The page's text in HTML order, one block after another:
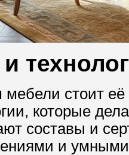
стоит
которые
составы и
и